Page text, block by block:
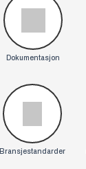
Dokumentasjon
Bransjestandarder